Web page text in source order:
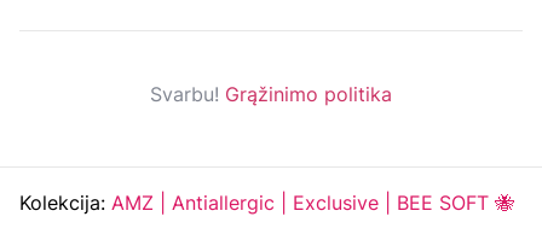
Svarbu! Grąžinimo politika
Kolekcija: AMZ | Antiallergic | Exclusive | BEE SOFT 🐝